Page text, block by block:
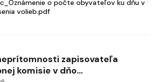
o počte obyvateľov ku dňu v
volieb.pdf
zapisovateľa
komisie v dňo...